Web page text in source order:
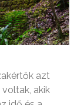
azt
akik